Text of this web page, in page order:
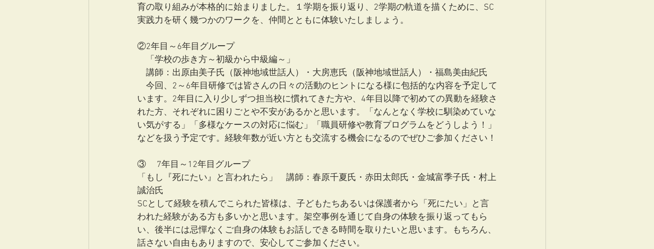
育の取り組みが本格的に始まりました。１学期を振り返り、2学期の軌道を描くために、SC
実践力を研く幾つかのワークを、仲間とともに体験いたしましょう。
②2年目～6年目グループ
「学校の歩き方～初級から中級編～」
講師：出原由美子氏（阪神地域世話人）・大房恵氏（阪神地域世話人）・福島美由紀氏
今回、2～6年目研修では皆さんの日々の活動のヒントになる様に包括的な内容を予定して
います。2年目に入り少しずつ担当校に慣れてきた方や、4年目以降で初めての異動を経験さ
れた方、それぞれに困りごとや不安があるかと思います。「なんとなく学校に馴染めていな
い気がする」「多様なケースの対応に悩む」「職員研修や教育プログラムをどうしよう！」
などを扱う予定です。経験年数が近い方とも交流する機会になるのでぜひご参加ください！
③	7年目～12年目グループ
「もし『死にたい』と言われたら」　講師：春原千夏氏・赤田太郎氏・金城富季子氏・村上
誠治氏
SCとして経験を積んでこられた皆様は、子どもたちあるいは保護者から「死にたい」と言
われた経験がある方も多いかと思います。架空事例を通じて自身の体験を振り返ってもら
い、後半には忌憚なくご自身の体験もお話しできる時間を取りたいと思います。もちろん、
話さない自由もありますので、安心してご参加ください。